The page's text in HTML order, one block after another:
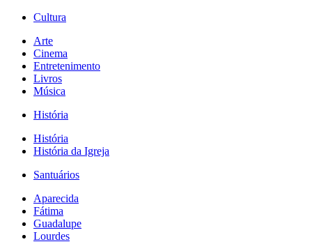
Cultura
Arte
Cinema
Entretenimento
Livros
Música
História
História
História da Igreja
Santuários
Aparecida
Fátima
Guadalupe
Lourdes